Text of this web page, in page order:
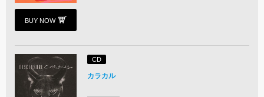
BUY NOW
CD
カラカル